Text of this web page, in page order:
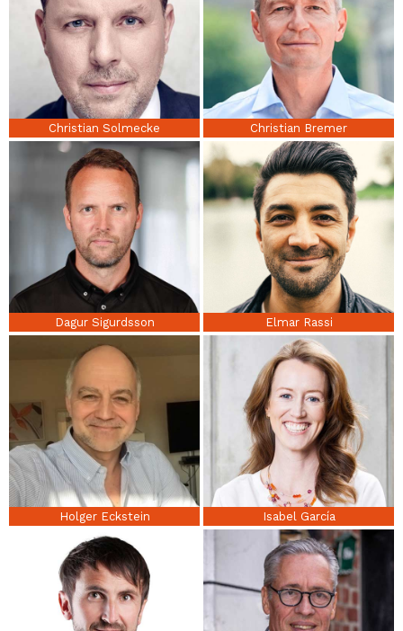
Christian Solmecke Christian Bremer
Dagur Sigurdsson Elmar Rassi
Holger Eckstein Isabel García